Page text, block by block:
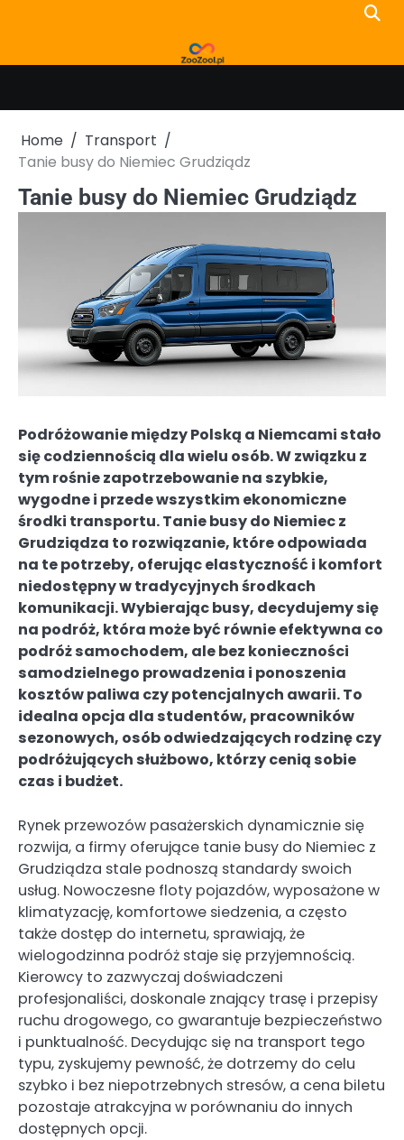
Home
Transport
Tanie busy do Niemiec Grudziądz
Tanie busy do Niemiec Grudziądz
Podróżowanie między Polską a Niemcami stało
się codziennością dla wielu osób. W związku z
tym rośnie zapotrzebowanie na szybkie,
wygodne i przede wszystkim ekonomiczne
środki transportu. Tanie busy do Niemiec z
Grudziądza to rozwiązanie, które odpowiada
na te potrzeby, oferując elastyczność i komfort
niedostępny w tradycyjnych środkach
komunikacji. Wybierając busy, decydujemy się
na podróż, która może być równie efektywna co
podróż samochodem, ale bez konieczności
samodzielnego prowadzenia i ponoszenia
kosztów paliwa czy potencjalnych awarii. To
idealna opcja dla studentów, pracowników
sezonowych, osób odwiedzających rodzinę czy
podróżujących służbowo, którzy cenią sobie
czas i budżet.
Rynek przewozów pasażerskich dynamicznie się
rozwija, a firmy oferujące tanie busy do Niemiec z
Grudziądza stale podnoszą standardy swoich
usług. Nowoczesne floty pojazdów, wyposażone w
klimatyzację, komfortowe siedzenia, a często
także dostęp do internetu, sprawiają, że
wielogodzinna podróż staje się przyjemnością.
Kierowcy to zazwyczaj doświadczeni
profesjonaliści, doskonale znający trasę i przepisy
ruchu drogowego, co gwarantuje bezpieczeństwo
i punktualność. Decydując się na transport tego
typu, zyskujemy pewność, że dotrzemy do celu
szybko i bez niepotrzebnych stresów, a cena biletu
pozostaje atrakcyjna w porównaniu do innych
dostępnych opcji.